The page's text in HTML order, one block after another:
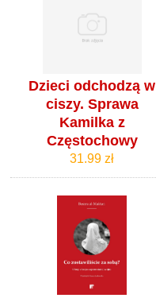
Dzieci odchodzą w
ciszy. Sprawa
Kamilka z
Częstochowy
31.99 zł